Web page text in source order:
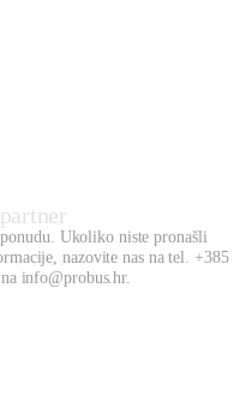
Ukoliko niste pronašli
nazovite nas na tel. +385
info@probus.hr.